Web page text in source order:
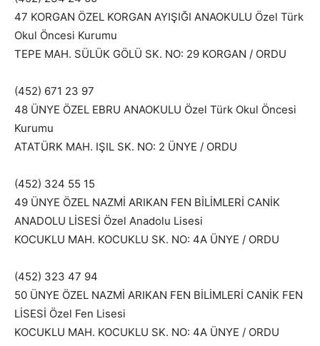
47 KORGAN ÖZEL KORGAN AYIŞIĞI ANAOKULU Özel Türk
Okul Öncesi Kurumu
TEPE MAH. SÜLÜK GÖLÜ SK. NO: 29 KORGAN / ORDU
(452) 671 23 97
48 ÜNYE ÖZEL EBRU ANAOKULU Özel Türk Okul Öncesi
Kurumu
ATATÜRK MAH. IŞIL SK. NO: 2 ÜNYE / ORDU
(452) 324 55 15
49 ÜNYE ÖZEL NAZMİ ARIKAN FEN BİLİMLERİ CANİK
ANADOLU LİSESİ Özel Anadolu Lisesi
KOCUKLU MAH. KOCUKLU SK. NO: 4A ÜNYE / ORDU
(452) 323 47 94
50 ÜNYE ÖZEL NAZMİ ARIKAN FEN BİLİMLERİ CANİK FEN
LİSESİ Özel Fen Lisesi
KOCUKLU MAH. KOCUKLU SK. NO: 4A ÜNYE / ORDU